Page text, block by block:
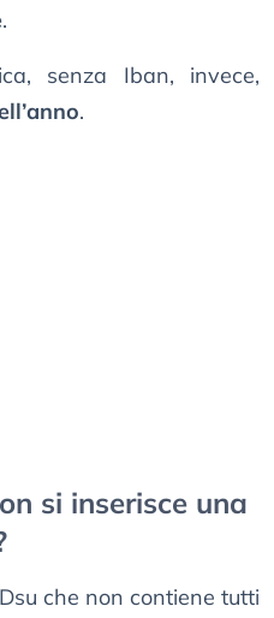
.
senza Iban, invece,
.
si inserisce una
che non contiene tutti